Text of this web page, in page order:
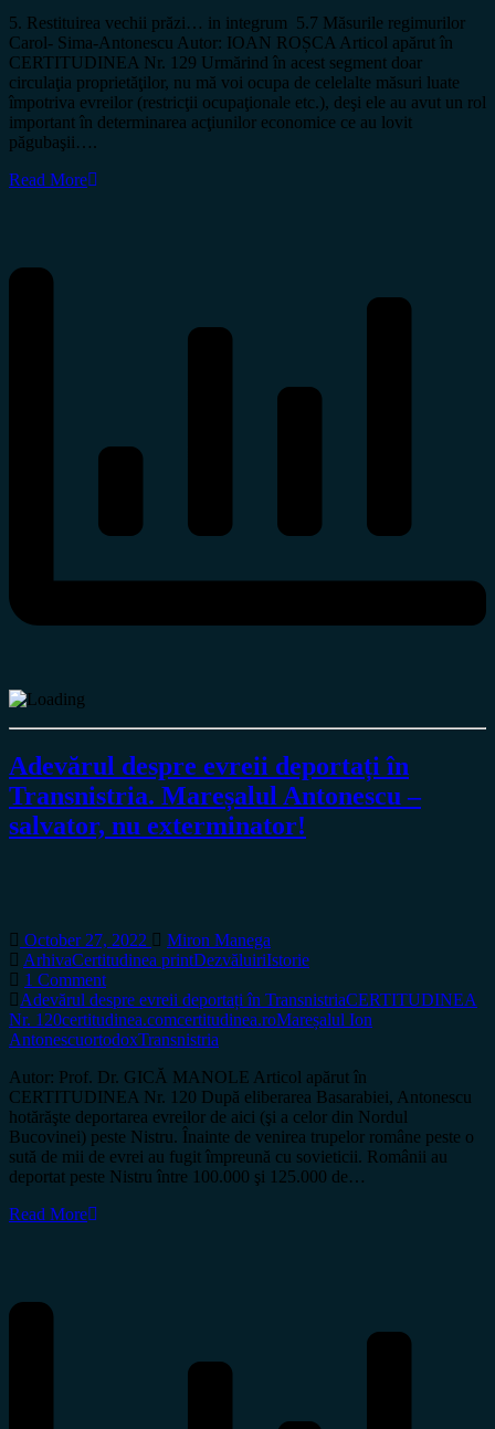
5. Restituirea vechii prăzi… in integrum 5.7 Măsurile regimurilor
Carol- Sima-Antonescu Autor: IOAN ROȘCA Articol apărut în
CERTITUDINEA Nr. 129 Urmărind în acest segment doar
circulaţia proprietăţilor, nu mă voi ocupa de celelalte măsuri luate
împotriva evreilor (restricţii ocupaţionale etc.), deşi ele au avut un rol
important în determinarea acţiunilor economice ce au lovit
păgubaşii….
Read More
Adevărul despre evreii deportați în
Transnistria. Mareșalul Antonescu –
salvator, nu exterminator!
October 27, 2022
Miron Manega
ArhivaCertitudinea printDezvăluiriIstorie
1 Comment
Adevărul despre evreii deportați în TransnistriaCERTITUDINEA
Nr. 120certitudinea.comcertitudinea.roMareșalul Ion
AntonescuortodoxTransnistria
Autor: Prof. Dr. GICĂ MANOLE Articol apărut în
CERTITUDINEA Nr. 120 După eliberarea Basarabiei, Antonescu
hotărăşte deportarea evreilor de aici (şi a celor din Nordul
Bucovinei) peste Nistru. Înainte de venirea trupelor române peste o
sută de mii de evrei au fugit împreună cu sovieticii. Românii au
deportat peste Nistru între 100.000 şi 125.000 de…
Read More